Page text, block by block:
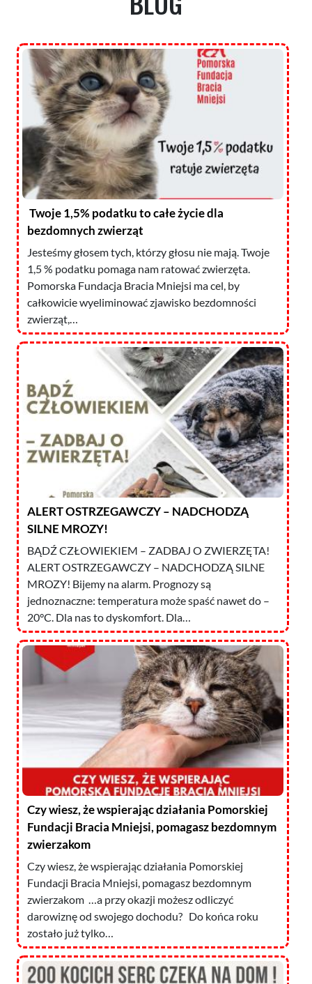
Twoje 1,5% podatku to całe życie dla
bezdomnych zwierząt
Jesteśmy głosem tych, którzy głosu nie mają. Twoje
1,5 % podatku pomaga nam ratować zwierzęta.
Pomorska Fundacja Bracia Mniejsi ma cel, by
całkowicie wyeliminować zjawisko bezdomności
zwierząt,…
ALERT OSTRZEGAWCZY – NADCHODZĄ
SILNE MROZY!
BĄDŹ CZŁOWIEKIEM – ZADBAJ O ZWIERZĘTA!
ALERT OSTRZEGAWCZY – NADCHODZĄ SILNE
MROZY! Bijemy na alarm. Prognozy są
jednoznaczne: temperatura może spaść nawet do –
20°C. Dla nas to dyskomfort. Dla…
Czy wiesz, że wspierając działania Pomorskiej
Fundacji Bracia Mniejsi, pomagasz bezdomnym
zwierzakom
Czy wiesz, że wspierając działania Pomorskiej
Fundacji Bracia Mniejsi, pomagasz bezdomnym
zwierzakom …a przy okazji możesz odliczyć
darowiznę od swojego dochodu? Do końca roku
zostało już tylko…